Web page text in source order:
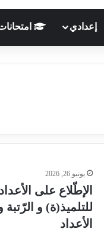
إعدادي
يونيو 26, 2026
الإطّلاع على
للتلميذ(ة) و
الأعداد